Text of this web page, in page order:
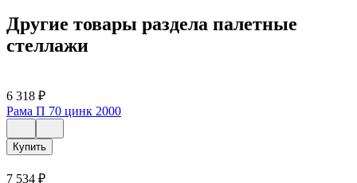
Другие товары раздела палетные
стеллажи
6 318 ₽
Рама П 70 цинк 2000
Купить
7 534 ₽